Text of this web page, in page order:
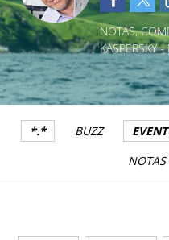
NOTAS,
KASPERSKY
*.* BUZZ
NOTAS